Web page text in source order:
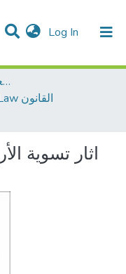
Log In (current)
Dissertations & Theses الرسائل الجامعية
Law القانون
اثار تسوية